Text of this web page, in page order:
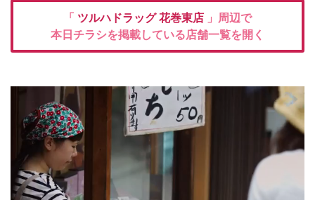
「 ツルハドラッグ花巻東店 」周辺で
本日チラシを掲載している店舗一覧を開く